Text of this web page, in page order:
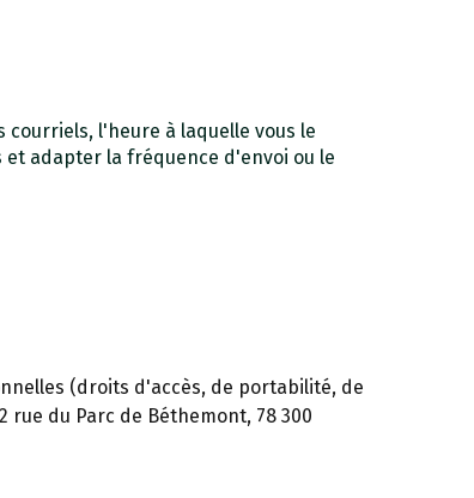
courriels, l'heure à laquelle vous le
adapter la fréquence d'envoi ou le
(droits d'accès, de portabilité, de
rue du Parc de Béthemont, 78 300